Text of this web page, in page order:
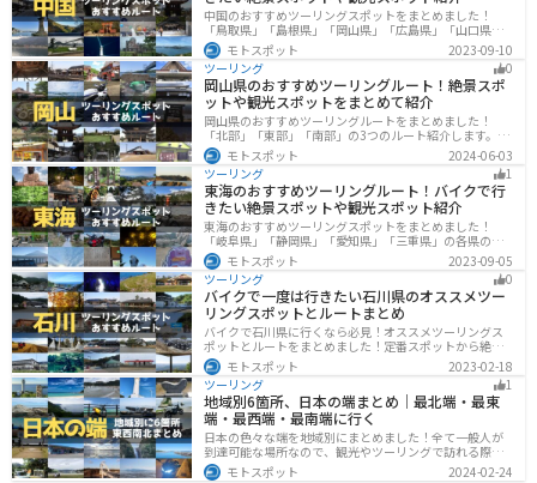
中国のおすすめツーリングスポットをまとめました！
「鳥取県」「島根県」「岡山県」「広島県」「山口県」
の各県の観光地紹介します。自然豊かな山々や湖、温泉
地が点在し、四季折々の景色を楽しめるスポットが多数
あります。バイクで中国にツーリングに行く際は参考に
してください。
モトスポット
2023-09-10
ツーリング
0
岡山県のおすすめツーリングルート！絶景スポ
ットや観光スポットをまとめて紹介
岡山県のおすすめツーリングルートをまとめました！
「北部」「東部」「南部」の3つのルート紹介します。岡
山市や倉敷市など、歴史ある街並みも魅力的で、バイク
ツーリングに最適なスポットが多数あります。バイクで
岡山県にツーリングに行く際は参考にしてください。
モトスポット
2024-06-03
ツーリング
1
東海のおすすめツーリングルート！バイクで行
きたい絶景スポットや観光スポット紹介
東海のおすすめツーリングスポットをまとめました！
「岐阜県」「静岡県」「愛知県」「三重県」の各県の観
光地紹介します。自然豊かな山々や湖、温泉地が点在
し、四季折々の景色を楽しめるスポットが多数ありま
す。バイクで東海にツーリングに行く際は参考にしてく
ださい。
モトスポット
2023-09-05
ツーリング
0
バイクで一度は行きたい石川県のオススメツー
リングスポットとルートまとめ
バイクで石川県に行くなら必見！オススメツーリングス
ポットとルートをまとめました！定番スポットから絶景
スポット、温泉、海、グルメなど様々なジャンルで楽し
めます。バイクで石川ツーリングに行こうと思っている
人は、参考にしてください。
モトスポット
2023-02-18
ツーリング
1
地域別6箇所、日本の端まとめ｜最北端・最東
端・最西端・最南端に行く
日本の色々な端を地域別にまとめました！全て一般人が
到達可能な場所なので、観光やツーリングで訪れる際の
参考にしてください。
モトスポット 2024-02-24